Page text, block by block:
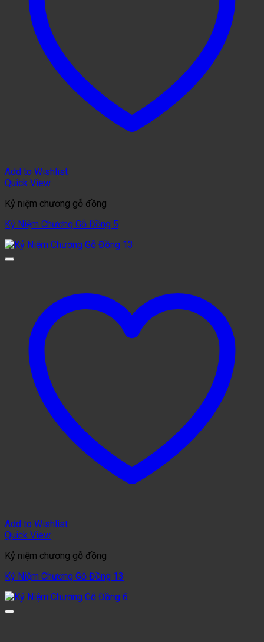
Add to Wishlist
Quick View
Kỷ niệm chương gỗ đồng
Kỷ Niệm Chương Gỗ Đồng 5
Add to Wishlist
Quick View
Kỷ niệm chương gỗ đồng
Kỷ Niệm Chương Gỗ Đồng 13